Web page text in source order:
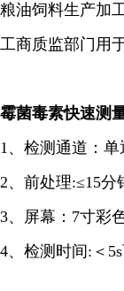
粮油饲料生产加
工商质监部门用
霉菌毒素快速测
1、 检测通道：单
2、前处理:≤15分
3、屏幕：7寸彩
4、检测时间:＜